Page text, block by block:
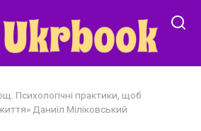
Психологічні практики, щоб
Даниїл Міліковський